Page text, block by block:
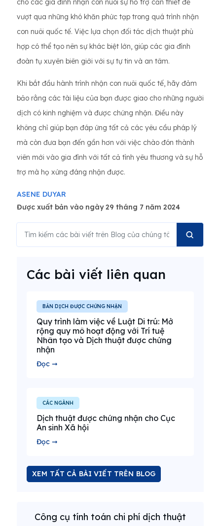
cho các gia đình nhận con nuôi sự hỗ trợ cần thiết để
vượt qua những khó khăn phức tạp trong quá trình nhận
con nuôi quốc tế. Việc lựa chọn đối tác dịch thuật phù
hợp có thể tạo nên sự khác biệt lớn, giúp các gia đình
đoàn tụ xuyên biên giới với sự tự tin và an tâm.
Khi bắt đầu hành trình nhận con nuôi quốc tế, hãy đảm
bảo rằng các tài liệu của bạn được giao cho những người
dịch có kinh nghiệm và được chứng nhận. Điều này
không chỉ giúp bạn đáp ứng tất cả các yêu cầu pháp lý
mà còn đưa bạn đến gần hơn với việc chào đón thành
viên mới vào gia đình với tất cả tình yêu thương và sự hỗ
trợ mà họ xứng đáng nhận được.
ASENE DUYAR
Được xuất bản vào ngày 29 tháng 7 năm 2024
Các bài viết liên quan
BẢN DỊCH ĐƯỢC CHỨNG NHẬN
Quy trình làm việc về Luật Di trú: Mở
rộng quy mô hoạt động với Trí tuệ
Nhân tạo và Dịch thuật được chứng
nhận
Đọc ➞
CÁC NGÀNH
Dịch thuật được chứng nhận cho Cục
An sinh Xã hội
Đọc ➞
XEM TẤT CẢ BÀI VIẾT TRÊN BLOG
Công cụ tính toán chi phí dịch thuật